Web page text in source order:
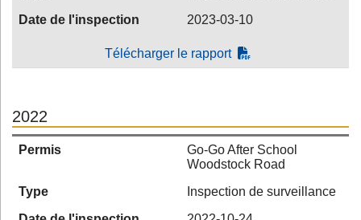
Date de l'inspection
2023-03-10
Télécharger le rapport
2022
Permis
Go-Go After School
Woodstock Road
Type
Inspection de surveillance